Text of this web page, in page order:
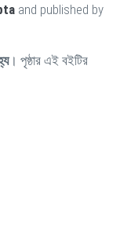
and published by
। পৃষ্ঠার এই বইটির